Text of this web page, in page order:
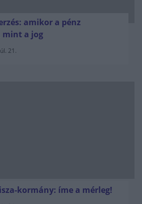
amikor a pénz
mint a jog
21.
kormány: íme a mérleg!